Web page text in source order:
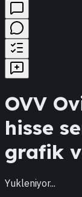
OVV
hisse
grafik
Yukleniyor...